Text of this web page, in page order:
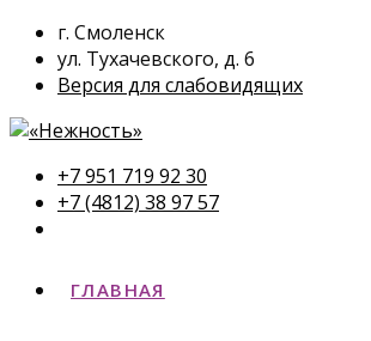
г. Смоленск
ул. Тухачевского, д. 6
Версия для слабовидящих
+7 951 719 92 30
+7 (4812) 38 97 57
ГЛАВНАЯ